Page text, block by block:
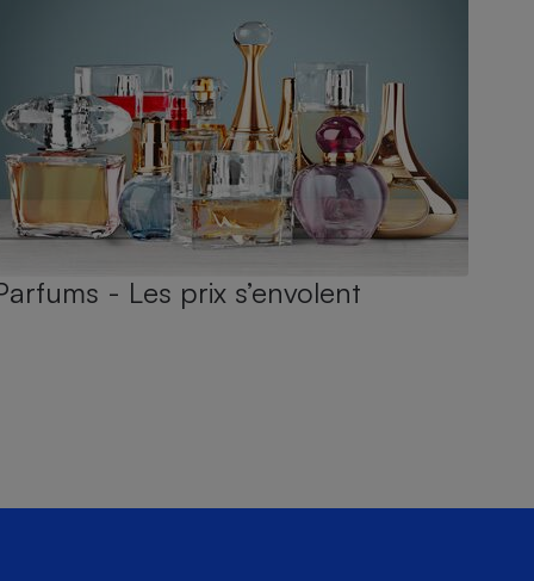
- Les prix s’envolent